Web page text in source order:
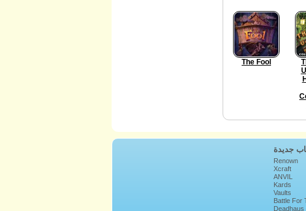
The Fool
جديدة
Renown
Xcraft
ANVIL
Kards
Vaults
Battle For
Deadhaus